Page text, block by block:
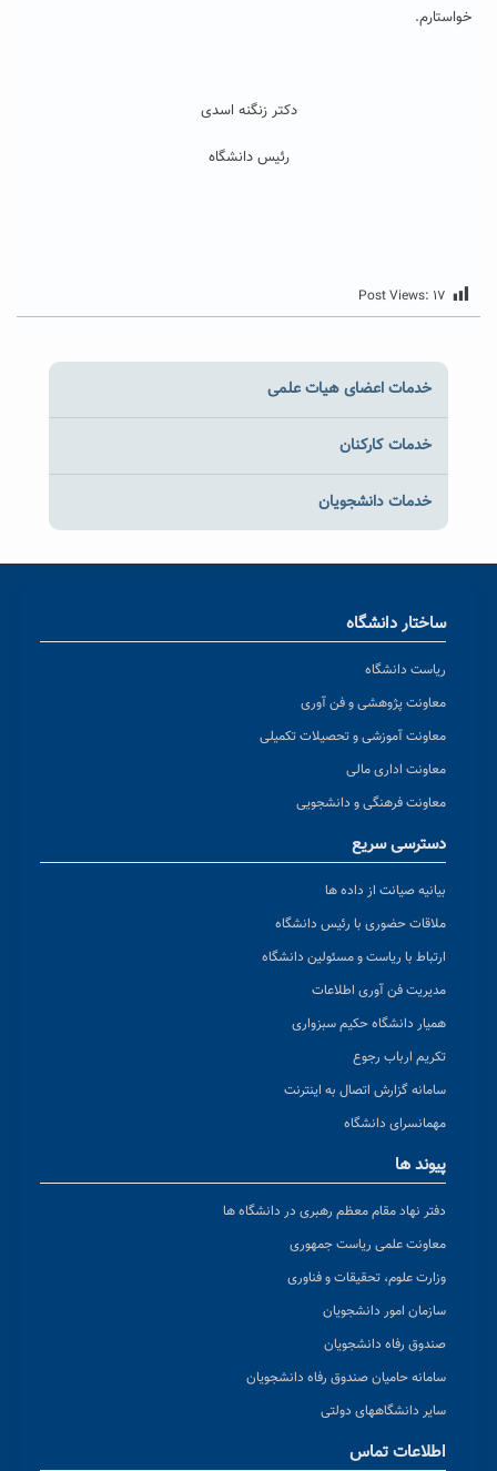
خواستارم.
دکتر زنگنه اسدی
رئیس دانشگاه
Post Views: ۱۷
خدمات اعضای هیات علمی
خدمات کارکنان
خدمات دانشجویان
ساختار دانشگاه
ریاست دانشگاه
معاونت پژوهشی و فن آوری
معاونت آموزشی و تحصیلات تکمیلی
معاونت اداری مالی
معاونت فرهنگی و دانشجویی
دسترسی سریع
بیانیه صیانت از داده ها
ملاقات حضوری با رئیس دانشگاه
ارتباط با ریاست و مسئولین دانشگاه
مدیریت فن آوری اطلاعات
همیار دانشگاه حکیم سبزواری
تکریم ارباب رجوع
سامانه گزارش اتصال به اینترنت
مهمانسرای دانشگاه
پیوند ها
دفتر نهاد مقام معظم رهبری در دانشگاه ها
معاونت علمی ریاست جمهوری
وزارت علوم، تحقیقات و فناوری
سازمان امور دانشجویان
صندوق رفاه دانشجویان
سامانه حامیان صندوق رفاه دانشجویان
سایر دانشگاههای دولتی
اطلاعات تماس